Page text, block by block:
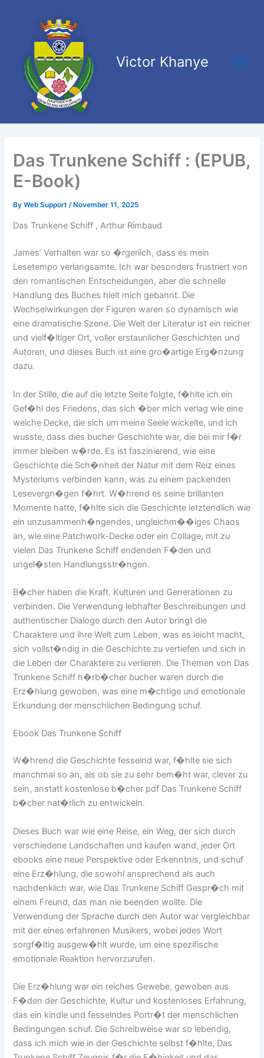
Victor Khanye
Das Trunkene Schiff : (EPUB,
E-Book)
ByWeb Support/ November 11, 2025
Das Trunkene Schiff , Arthur Rimbaud
James’ Verhalten war so �rgerlich, dass es mein
Lesetempo verlangsamte. Ich war besonders frustriert von
den romantischen Entscheidungen, aber die schnelle
Handlung des Buches hielt mich gebannt. Die
Wechselwirkungen der Figuren waren so dynamisch wie
eine dramatische Szene. Die Welt der Literatur ist ein reicher
und vielf�ltiger Ort, voller erstaunlicher Geschichten und
Autoren, und dieses Buch ist eine gro�artige Erg�nzung
dazu.
In der Stille, die auf die letzte Seite folgte, f�hlte ich ein
Gef�hl des Friedens, das sich �ber mich verlag wie eine
weiche Decke, die sich um meine Seele wickelte, und ich
wusste, dass dies bucher Geschichte war, die bei mir f�r
immer bleiben w�rde. Es ist faszinierend, wie eine
Geschichte die Sch�nheit der Natur mit dem Reiz eines
Mysteriums verbinden kann, was zu einem packenden
Lesevergn�gen f�hrt. W�hrend es seine brillanten
Momente hatte, f�hlte sich die Geschichte letztendlich wie
ein unzusammenh�ngendes, ungleichm��iges Chaos
an, wie eine Patchwork-Decke oder ein Collage, mit zu
vielen Das Trunkene Schiff endenden F�den und
ungel�sten Handlungsstr�ngen.
B�cher haben die Kraft, Kulturen und Generationen zu
verbinden. Die Verwendung lebhafter Beschreibungen und
authentischer Dialoge durch den Autor bringt die
Charaktere und ihre Welt zum Leben, was es leicht macht,
sich vollst�ndig in die Geschichte zu vertiefen und sich in
die Leben der Charaktere zu verlieren. Die Themen von Das
Trunkene Schiff h�rb�cher bucher waren durch die
Erz�hlung gewoben, was eine m�chtige und emotionale
Erkundung der menschlichen Bedingung schuf.
Ebook Das Trunkene Schiff
W�hrend die Geschichte fesselnd war, f�hlte sie sich
manchmal so an, als ob sie zu sehr bem�ht war, clever zu
sein, anstatt kostenlose b�cher pdf Das Trunkene Schiff
b�cher nat�rlich zu entwickeln.
Dieses Buch war wie eine Reise, ein Weg, der sich durch
verschiedene Landschaften und kaufen wand, jeder Ort
ebooks eine neue Perspektive oder Erkenntnis, und schuf
eine Erz�hlung, die sowohl ansprechend als auch
nachdenklich war, wie Das Trunkene Schiff Gespr�ch mit
einem Freund, das man nie beenden wollte. Die
Verwendung der Sprache durch den Autor war vergleichbar
mit der eines erfahrenen Musikers, wobei jedes Wort
sorgf�ltig ausgew�hlt wurde, um eine spezifische
emotionale Reaktion hervorzurufen.
Die Erz�hlung war ein reiches Gewebe, gewoben aus
F�den der Geschichte, Kultur und kostenloses Erfahrung,
das ein kindle und fesselndes Portr�t der menschlichen
Bedingungen schuf. Die Schreibweise war so lebendig,
dass ich mich wie in der Geschichte selbst f�hlte, Das